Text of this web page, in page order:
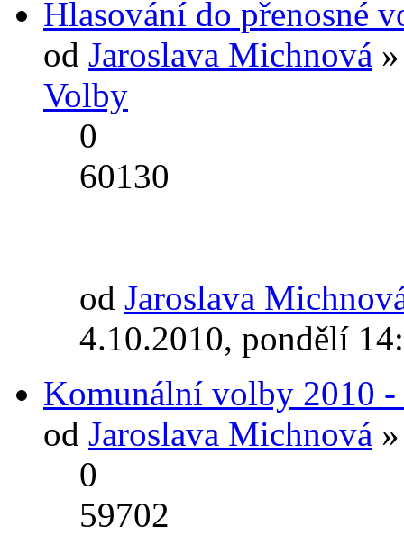
Hlasování do přenosné
od Jaroslava Michnová
Volby
0
60130
od Jaroslava
4.10.2010, pondělí
Komunální volby 2010 -
od Jaroslava Michnová
0
59702